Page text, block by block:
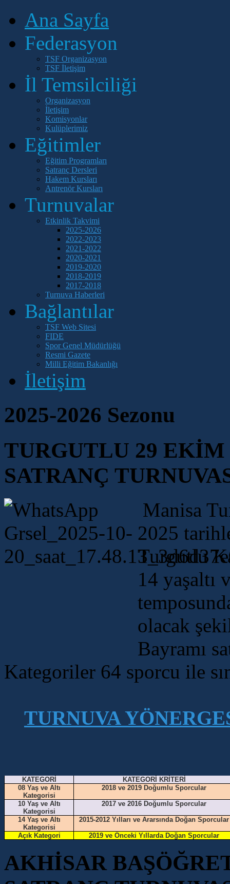
Ana Sayfa
Federasyon
TSF Organizasyon
TSF İletişim
İl Temsilciliği
Organizasyon
İletişim
Komisyonlar
Kulüplerimiz
Eğitimler
Eğitim Programları
Satranç Dersleri
Hakem Kursları
Antrenör Kursları
Turnuvalar
Etkinlik Takvimi
2025-2026
2022-2023
2021-2022
2020-2021
2019-2020
2018-2019
2017-2018
Turnuva Haberleri
Bağlantılar
TSF Web Sitesi
FIDE
Spor Genel Müdürlüğü
Resmi Gazete
Milli Eğitim Bakanlığı
İletişim
2025-2026 Sezonu
TURGUTLU 29
SATRANÇ
Manisa
2025
Turgutlu
14 yaşaltı
olacak
Bayramı
Kategoriler 64 sporcu ile
TURNUVA
KATEGORİ
KATEGORİ KRİTERİ
08 Yaş ve Altı
Kategorisi
2018 ve 2019 Doğumlu Sporcular
10 Yaş ve Altı
Kategorisi
2017 ve 2016 Doğumlu Sporcular
14 Yaş ve Altı
Kategorisi
2015-2012 Yılları ve Ararsında Doğan Sporcular
Açık Kategori 2019 ve Önceki Yıllarda Doğan Sporcular
AKHİSAR